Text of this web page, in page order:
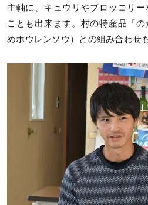
主軸に、キュウリやブロッコリ
ことも出来ます。村の特産品『
めホウレンソウ）との組み合わせ